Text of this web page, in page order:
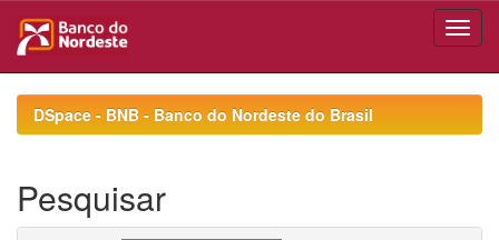
navigationDSpace - BNB - Banco do Nordeste do Brasil
Pesquisar